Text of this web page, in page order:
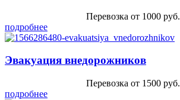
Перевозка от 1000 руб.
подробнее
Эвакуация внедорожников
Перевозка от 1500 руб.
подробнее